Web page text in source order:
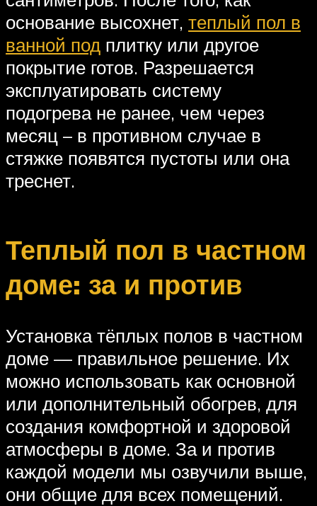
основание высохнет, теплый пол в
ванной под плитку или другое
покрытие готов. Разрешается
эксплуатировать систему
подогрева не ранее, чем через
месяц – в противном случае в
стяжке появятся пустоты или она
треснет.
Теплый пол в частном
доме: за и против
Установка тёплых полов в частном
доме — правильное решение. Их
можно использовать как основной
или дополнительный обогрев, для
создания комфортной и здоровой
атмосферы в доме. За и против
каждой модели мы озвучили выше,
они общие для всех помещений.